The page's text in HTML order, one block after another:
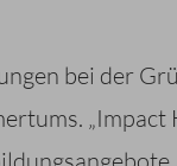
bei der